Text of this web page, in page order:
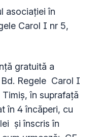
asociaţiei în
Carol I nr 5,
gratuită a
Regele Carol I
în suprafață
în 4 încăperi, cu
și înscris în